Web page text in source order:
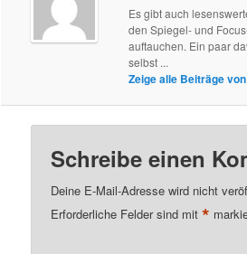
Es gibt auch
den Spiegel- und
auftauchen. Ein paar
selbst ...
Zeige alle Beiträge
Schreibe einen
Deine E-Mail-Adresse wird nicht
Erforderliche Felder sind mit*